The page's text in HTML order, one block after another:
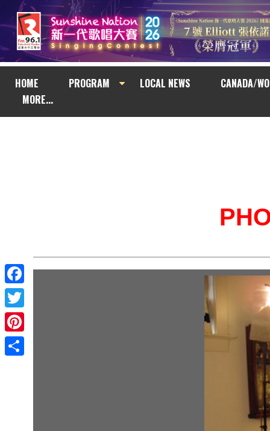
HOME PROGRAM LOCAL NEWS
CANADA/
MORE...
Facebook
Twitter
Pinterest